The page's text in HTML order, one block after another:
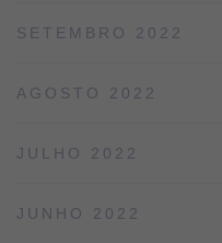
SETEMBRO 2022
AGOSTO 2022
JULHO 2022
JUNHO 2022